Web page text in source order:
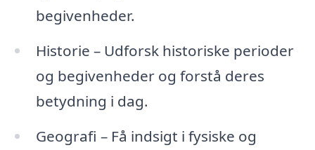
begivenheder.
Historie – Udforsk historiske perioder
og begivenheder og forstå deres
betydning i dag.
Geografi – Få indsigt i fysiske og